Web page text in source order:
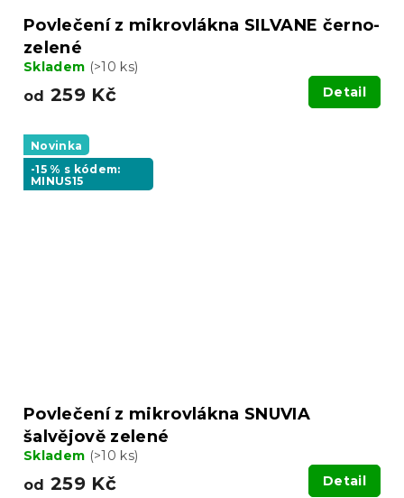
Povlečení z mikrovlákna SILVANE černo-
zelené
Skladem (>10 ks)
od 259 Kč Detail
Novinka
-15 % s kódem:
MINUS15
Povlečení z mikrovlákna SNUVIA
šalvějově zelené
Skladem (>10 ks)
od 259 Kč Detail